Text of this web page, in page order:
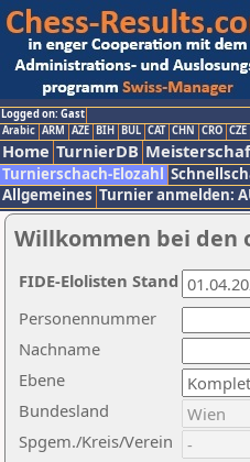
Logged on: Gast
Arabic ARM AZE BIH BUL CAT CHN CRO CZE
Home TurnierDB
Turnierschach-Elozahl
Allgemeines Turnier anmelden:
Willkommen bei den
Nachname
Ebene
Personennummer
Bundesland
Spgem./Kreis/Verein
FIDE-Elolisten Stand